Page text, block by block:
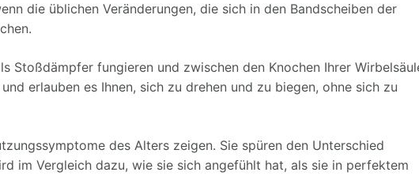
die üblichen Veränderungen, die sich in den Bandscheiben der
Stoßdämpfer fungieren und zwischen den Knochen Ihrer
erlauben es Ihnen, sich zu drehen und zu biegen, ohne sich zu
des Alters zeigen. Sie spüren den Unterschied
im Vergleich dazu, wie sie sich angefühlt hat, als sie in perfektem